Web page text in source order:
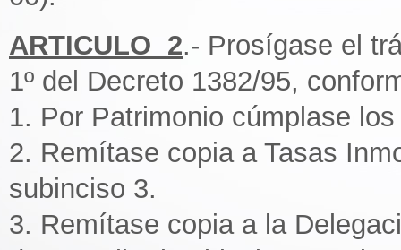
ARTICULO 2.- Prosígase el
1º del Decreto 1382/95,
1. Por Patrimonio cúmplase
2. Remítase copia a Tasas
subinciso 3.
3. Remítase copia a la